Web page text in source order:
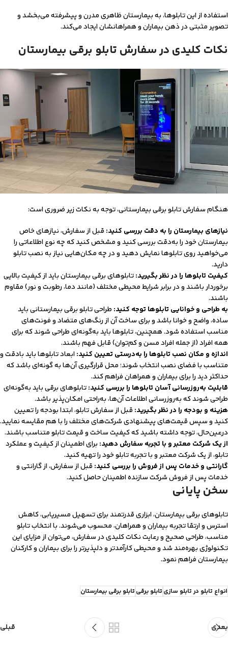
استفاده از این تابلوها، به بیمارستان ظاهری مدرن و پیشرفته می‌بخشد و
تصویر مثبتی در ذهن بیماران و همراهانشان ایجاد می‌کند.
نکات کلیدی در سفارش تابلو برقی بیمارستان
هنگام سفارش تابلو برقی بیمارستانی، توجه به نکات زیر ضروری است:
نیازهای بیمارستان را به دقت بررسی کنید: قبل از سفارش، نیازهای خاص
بیمارستان خود را به‌دقت بررسی کنید و مشخص کنید که چه نوع اطلاعاتی را
می‌خواهید روی تابلوها نمایش دهید و در چه مکان‌هایی نیاز به نصب تابلو
دارید.
کیفیت تابلوها را در نظر بگیرید:تابلوهای برقی بیمارستان باید از کیفیت بالایی
برخوردار باشند و در برابر شرایط محیطی مختلف (مانند دما، رطوبت و نور) مقاوم
باشند.
به طراحی و خوانایی تابلوها توجه کنید: طراحی تابلو برقی بیمارستانی باید
ساده، واضح و خوانا باشد و برای ساخت آن از رنگ‌های متضاد و فونت‌های
مناسب استفاده شود. همچنین، تابلوها باید به‌گونه‌ای طراحی شوند که برای
همه افراد (از جمله افراد مسن و کم‌توان) قابل فهم باشند.
اندازه و مکان نصب تابلوها را به‌درستی تعیین کنید: ابعاد تابلوها باید بادقت و
متناسب با فضای نصب انتخاب شوند؛ محل قرارگیری آن‌ها به گونه‌ای باشد که
حداکثر دید را برای بیماران و همراهان فراهم کند.
قابلیت به‌روزرسانی آسان تابلوها را بررسی کنید:تابلوهای برقی باید به‌گونه‌ای
طراحی شوند که به‌روزرسانی اطلاعات آن‌ها، به‌راحتی امکان‌پذیر باشد.
هزینه و بودجه را در نظر بگیرید: قبل از سفارش تابلو، ابتدا بودجه را تعیین
کنید و سپس قیمت‌های پیشنهادی شرکت‌های مختلف را با هم مقایسه نمایید.
در‌عین‌حال، توجه داشته باشید که کیفیت ساخت و قیمت تابلو متناسب باشند.
از یک شرکت معتبر و با تجربه سفارش دهید: برای اطمینان از کیفیت و عملکرد
تابلو، از یک شرکت معتبر و با تجربه تابلو خود را تهیه کنید.
گارانتی و خدمات پس از فروش را بررسی کنید: قبل از سفارش، از گارانتی و
خدمات پس از فروش شرکت سازنده اطمینان حاصل کنید.
سخن پایانی
تابلوهای برقی بیمارستان، ابزاری قدرتمند برای تسهیل مسیریابی، کاهش
استرس و ارتقا تجربه بیماران و همراهان، محسوب می‌شوند. با انتخاب تابلو
مناسب، طراحی صحیح و رعایت نکات کلیدی در سفارش، می‌توان از مزایای این
تکنولوژی بهره‌مند شد و محیطی کارآمدتر و دلپذیرتر را برای بیماران و کارکنان
بیمارستان فراهم نمود.
انواع تابلو در تابلو سازیتابلو برقیتابلو برقی بیمارستان
بعدی قبلی